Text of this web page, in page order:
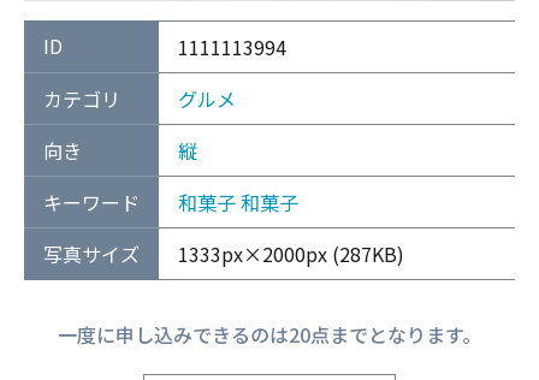
ID
1111113994
カテゴリ
グルメ
向き
縦
キーワード
和菓子和菓子
写真サイズ
1333px×2000px (287KB)
一度に申し込みできるのは20点までとなります。